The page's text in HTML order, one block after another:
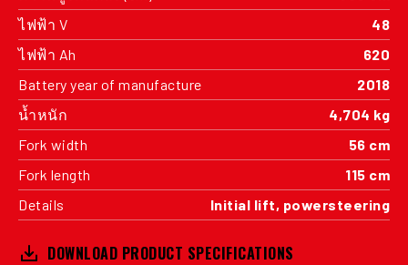
ไฟฟ้า V
48
ไฟฟ้า Ah
620
Battery year of manufacture
2018
น้ำหนัก
4,704 kg
Fork width
56 cm
Fork length
115 cm
Details
Initial lift, powersteering
DOWNLOAD PRODUCT SPECIFICATIONS